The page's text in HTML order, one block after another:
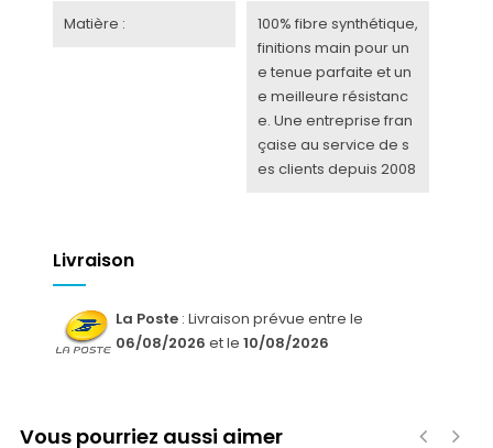
Matière :
100% fibre synthétique,
finitions main pour un
e tenue parfaite et un
e meilleure résistanc
e. Une entreprise fran
çaise au service de s
es clients depuis 2008
Livraison
La Poste : Livraison prévue entre le
06/08/2026 et le 10/08/2026
Vous pourriez aussi aimer